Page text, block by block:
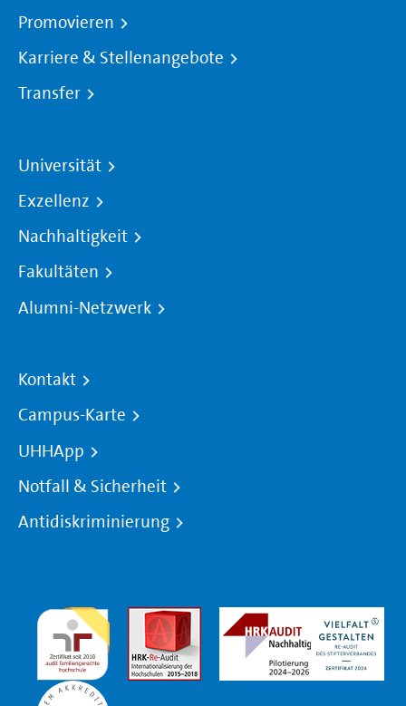
Promovieren
Karriere & Stellenangebote
Transfer
Universität
Exzellenz
Nachhaltigkeit
Fakultäten
Alumni-Netzwerk
Kontakt
Campus-Karte
UHHApp
Notfall & Sicherheit
Antidiskriminierung